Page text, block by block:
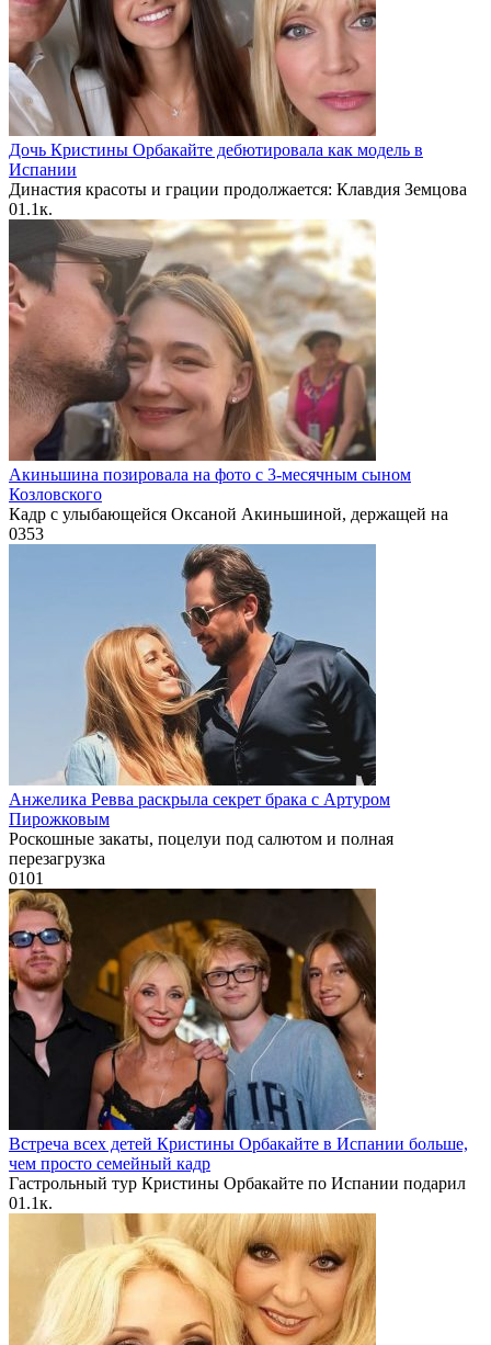
Дочь Кристины Орбакайте дебютировала как модель в
Испании
Династия красоты и грации продолжается: Клавдия Земцова
01.1к.
Акиньшина позировала на фото с 3-месячным сыном
Козловского
Кадр с улыбающейся Оксаной Акиньшиной, держащей на
0353
Анжелика Ревва раскрыла секрет брака с Артуром
Пирожковым
Роскошные закаты, поцелуи под салютом и полная
перезагрузка
0101
Встреча всех детей Кристины Орбакайте в Испании больше,
чем просто семейный кадр
Гастрольный тур Кристины Орбакайте по Испании подарил
01.1к.